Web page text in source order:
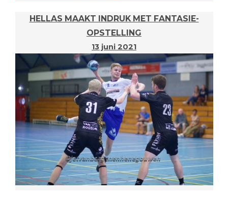
HELLAS MAAKT INDRUK MET FANTASIE-
OPSTELLING
13 juni 2021